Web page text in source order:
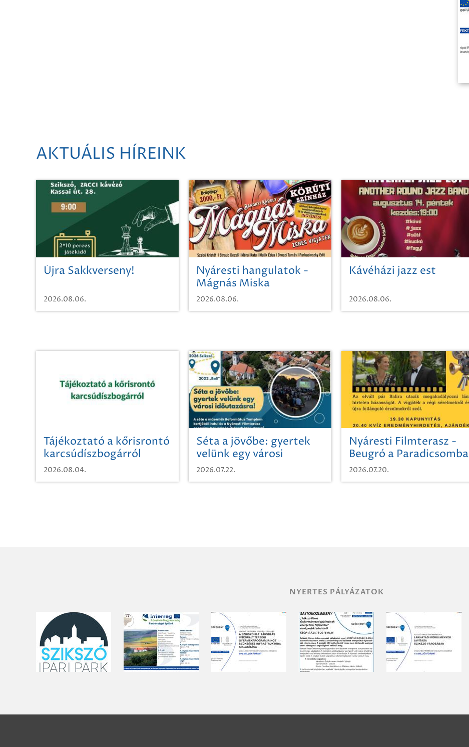
AKTUÁLIS HÍREINK
Újra Sakkverseny!
2026.08.06.
Nyáresti hangulatok -
Mágnás Miska
2026.08.06.
Kávéházi jazz est
2026.08.06.
Tájékoztató a kőrisrontó
karcsúdíszbogárról
2026.08.04.
Séta a jövőbe: gyertek
velünk egy városi
időutazásra!
2026.07.22.
Nyáresti Filmterasz -
Beugró a Paradicsomba
2026.07.20.
NYERTES PÁLYÁZATOK